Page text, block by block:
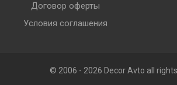
Договор оферты
Условия соглашения
© 2006 - 2026 Decor Avto all